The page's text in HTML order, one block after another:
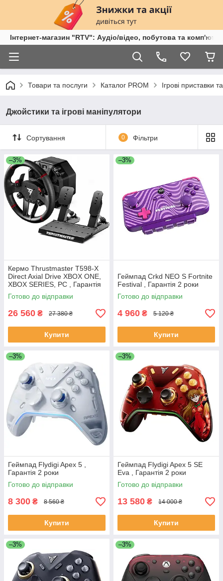
Інтернет-магазин "RTV": Аудіо/відео, побутова та
Товари та послуги Каталог PROM Ігрові приставки
Джойстики та ігрові маніпулятори
Сортування 0 Фільтри
–3%
Кермо Thrustmaster T598-X
Direct Axial Drive XBOX ONE,
XBOX SERIES, PC , Гарантія
2 роки
Готово до відправки
26 560 ₴ 27 380 ₴
Купити
–3%
Геймпад Crkd NEO S Fortnite
Festival , Гарантія 2 роки
Готово до відправки
4 960 ₴ 5 120 ₴
Купити
–3%
Геймпад Flydigi Apex 5 ,
Гарантія 2 роки
Готово до відправки
8 300 ₴ 8 560 ₴
Купити
–3%
Геймпад Flydigi Apex 5 SE
Eva , Гарантія 2 роки
Готово до відправки
13 580 ₴ 14 000 ₴
Купити
–3% –3%